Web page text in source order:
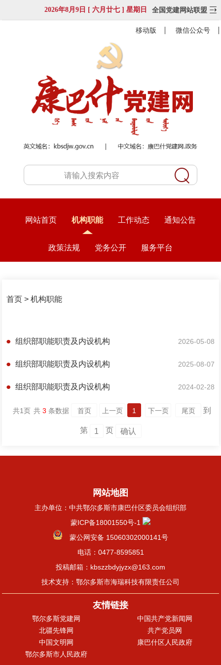
全国党建网站联盟
2026年8月9日 [ 六月廿七 ] 星期日
移动版 微信公众号
网站首页 机构职能 工作动态 通知公告
政策法规 党务公开 服务平台
首页 >机构职能
组织部职能职责及内设机构 2026-05-08
组织部职能职责及内设机构 2025-08-07
组织部职能职责及内设机构 2024-02-28
共1页 共 3 条数据 首页 上一页 1 下一页 尾页 到
第 页
网站地图
主办单位：中共鄂尔多斯市康巴什区委员会组织部
蒙ICP备18001550号-1
蒙公网安备 15060302000141号
电话：0477-8595851
投稿邮箱：kbszzbdyjyzx@163.com
技术支持：鄂尔多斯市海瑞科技有限责任公司
友情链接
鄂尔多斯党建网
中国共产党新闻网
北疆先锋网
共产党员网
中国文明网
康巴什区人民政府
鄂尔多斯市人民政府